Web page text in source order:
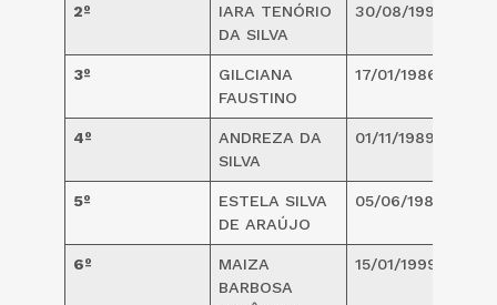
2º
IARA TENÓRIO
DA SILVA
30/08/1993
3º
GILCIANA
FAUSTINO
17/01/1986
4º
ANDREZA DA
SILVA
01/11/1989
5º
ESTELA SILVA
DE ARAÚJO
05/06/1983
6º
MAIZA
BARBOSA
15/01/1999